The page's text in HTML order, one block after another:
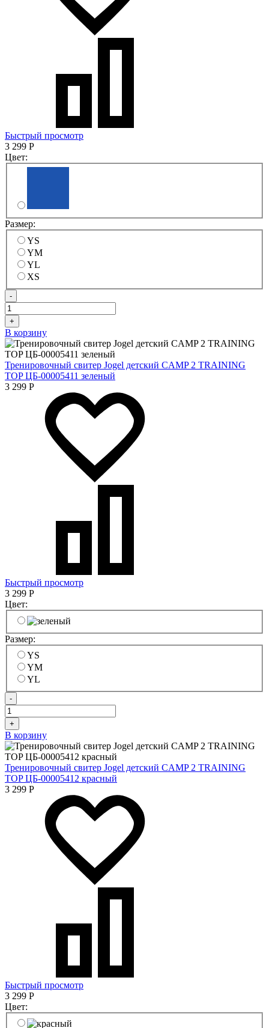
Быстрый просмотр
3 299 Р
Цвет:
Размер:
YS
YM
YL
XS
-
+
В корзину
Тренировочный свитер Jogel детский CAMP 2 TRAINING
TOP ЦБ-00005411 зеленый
3 299 Р
Быстрый просмотр
3 299 Р
Цвет:
Размер:
YS
YM
YL
-
+
В корзину
Тренировочный свитер Jogel детский CAMP 2 TRAINING
TOP ЦБ-00005412 красный
3 299 Р
Быстрый просмотр
3 299 Р
Цвет: